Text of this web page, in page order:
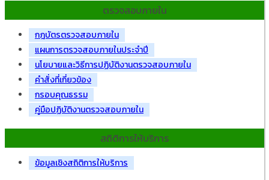
ตรวจสอบภายใน
กฎบัตรตรวจสอบภายใน
แผนการตรวจสอบภายในประจำปี
นโยบายและวิธีการปฏิบัติงานตรวจสอบภายใน
คำสั่งที่เกี่ยวข้อง
กรอบคุณธรรม
คู่มือปฏิบัติงานตรวจสอบภายใน
สถิติการให้บริการ
ข้อมูลเชิงสถิติการให้บริการ